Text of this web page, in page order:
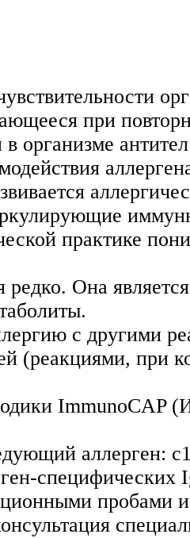
при
в организме
практике
редко. Она
с другими
(реакциями, при
ImmunoCAP
аллерген:
специфических
пробами